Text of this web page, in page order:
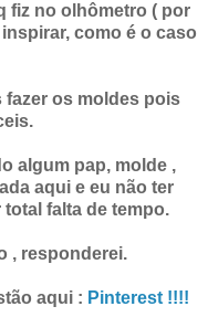
fiz no olhômetro ( por
como é o caso
fazer os moldes pois
algum pap, molde ,
aqui e eu não ter
falta de tempo.
, responderei.
aqui : Pinterest !!!!